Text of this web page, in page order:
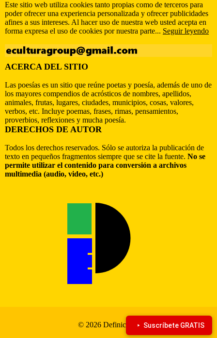
Este sitio web utiliza cookies tanto propias como de terceros para
poder ofrecer una experiencia personalizada y ofrecer publicidades
afines a sus intereses. Al hacer uso de nuestra web usted acepta en
forma expresa el uso de cookies por nuestra parte... Seguir leyendo
ACERCA DEL SITIO
Las poesías es un sitio que reúne poetas y poesía, además de uno de
los mayores compendios de acrósticos de nombres, apellidos,
animales, frutas, lugares, ciudades, municipios, cosas, valores,
verbos, etc. Incluye poemas, frases, rimas, pensamientos,
proverbios, reflexiones y mucha poesía.
DERECHOS DE AUTOR
Todos los derechos reservados. Sólo se autoriza la publicación de
texto en pequeños fragmentos siempre que se cite la fuente. No se
permite utilizar el contenido para conversión a archivos
multimedia (audio, video, etc.)
© 2026 Definiciona Suscríbete GRATIS